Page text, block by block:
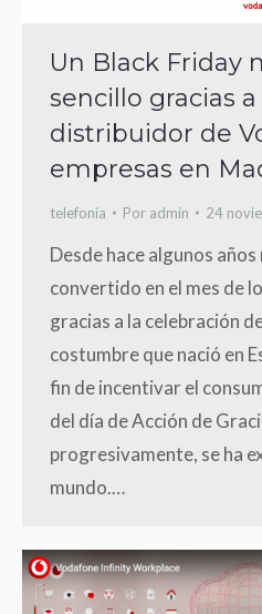
Un Black Friday
sencillo gracias
distribuidor de
empresas en
telefonía Por admin 24
Desde hace algunos
convertido en el mes de
gracias a la celebración
costumbre que nació en
fin de incentivar el
del día de Acción de
progresivamente, se ha
mundo.…